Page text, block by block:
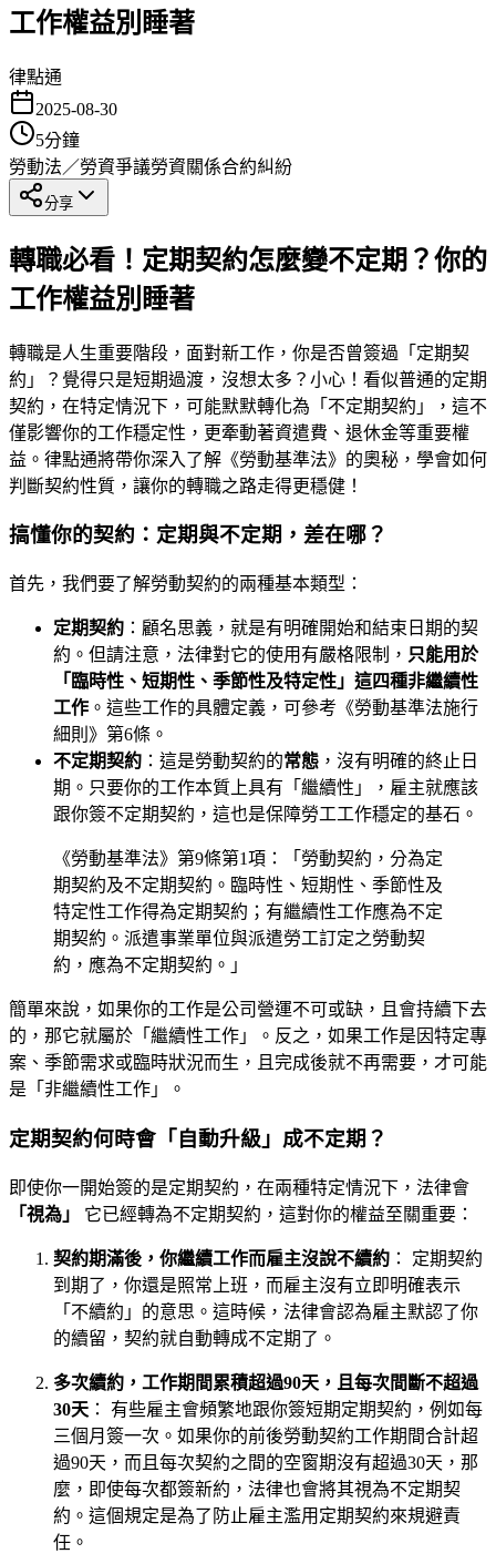
工作權益別睡著
律點通
2025-08-30
5分鐘
勞動法／勞資爭議勞資關係合約糾紛
分享
轉職必看！定期契約怎麼變不定期？你的
工作權益別睡著
轉職是人生重要階段，面對新工作，你是否曾簽過「定期契
約」？覺得只是短期過渡，沒想太多？小心！看似普通的定期
契約，在特定情況下，可能默默轉化為「不定期契約」，這不
僅影響你的工作穩定性，更牽動著資遣費、退休金等重要權
益。律點通將帶你深入了解《勞動基準法》的奧秘，學會如何
判斷契約性質，讓你的轉職之路走得更穩健！
搞懂你的契約：定期與不定期，差在哪？
首先，我們要了解勞動契約的兩種基本類型：
定期契約 ：顧名思義，就是有明確開始和結束日期的契
約。但請注意，法律對它的使用有嚴格限制， 只能用於
「臨時性、短期性、季節性及特定性」這四種非繼續性
工作 。這些工作的具體定義，可參考《勞動基準法施行
細則》第6條。
不定期契約 ：這是勞動契約的常態 ，沒有明確的終止日
期。只要你的工作本質上具有「繼續性」，雇主就應該
跟你簽不定期契約，這也是保障勞工工作穩定的基石。
《勞動基準法》第9條第1項：「勞動契約，分為定
期契約及不定期契約。臨時性、短期性、季節性及
特定性工作得為定期契約；有繼續性工作應為不定
期契約。派遣事業單位與派遣勞工訂定之勞動契
約，應為不定期契約。」
簡單來說，如果你的工作是公司營運不可或缺，且會持續下去
的，那它就屬於「繼續性工作」。反之，如果工作是因特定專
案、季節需求或臨時狀況而生，且完成後就不再需要，才可能
是「非繼續性工作」。
定期契約何時會「自動升級」成不定期？
即使你一開始簽的是定期契約，在兩種特定情況下，法律會
「視為」
它已經轉為不定期契約，這對你的權益至關重要：
契約期滿後，你繼續工作而雇主沒說不續約 ： 定期契約
到期了，你還是照常上班，而雇主沒有立即明確表示
「不續約」的意思。這時候，法律會認為雇主默認了你
的續留，契約就自動轉成不定期了。
多次續約，工作期間累積超過90天，且每次間斷不超過
30天 ： 有些雇主會頻繁地跟你簽短期定期契約，例如每
三個月簽一次。如果你的前後勞動契約工作期間合計超
過90天，而且每次契約之間的空窗期沒有超過30天，那
麼，即使每次都簽新約，法律也會將其視為不定期契
約。這個規定是為了防止雇主濫用定期契約來規避責
任。